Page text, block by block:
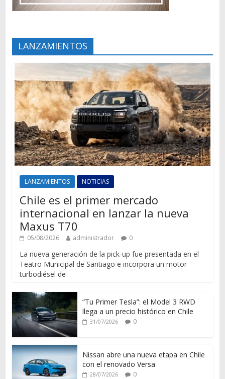
LANZAMIENTOS
LANZAMIENTOS NOTICIAS
Chile es el primer mercado
internacional en lanzar la nueva
Maxus T70
05/08/2026 administrador 0
La nueva generación de la pick-up fue presentada en el
Teatro Municipal de Santiago e incorpora un motor
turbodiésel de
“Tu Primer Tesla”: el Model 3 RWD
llega a un precio histórico en Chile
31/07/2026 0
Nissan abre una nueva etapa en Chile
con el renovado Versa
28/07/2026 0